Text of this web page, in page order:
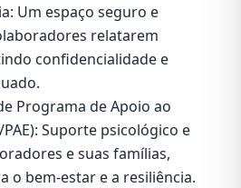
Um espaço seguro e
relatarem
confidencialidade e
Programa de Apoio ao
Suporte psicológico e
e suas famílias,
o bem-estar e a resiliência.